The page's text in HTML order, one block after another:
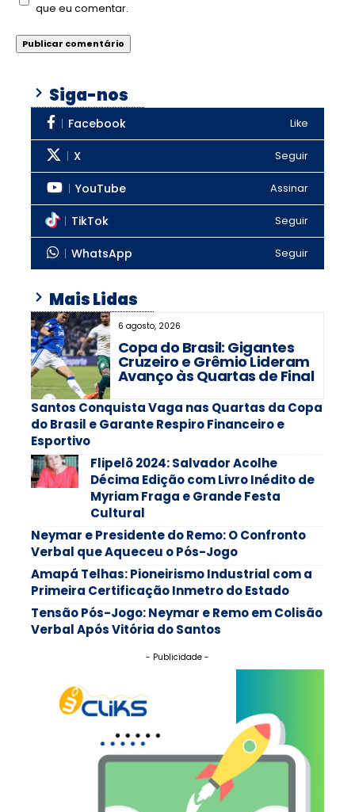
que eu comentar.
Siga-nos
Facebook Like
X Seguir
YouTube Assinar
TikTok Seguir
WhatsApp Seguir
Mais Lidas
6 agosto, 2026
Copa do Brasil: Gigantes
Cruzeiro e Grêmio Lideram
Avanço às Quartas de Final
Santos Conquista Vaga nas Quartas da Copa
do Brasil e Garante Respiro Financeiro e
Esportivo
Flipelô 2024: Salvador Acolhe
Décima Edição com Livro Inédito de
Myriam Fraga e Grande Festa
Cultural
Neymar e Presidente do Remo: O Confronto
Verbal que Aqueceu o Pós-Jogo
Amapá Telhas: Pioneirismo Industrial com a
Primeira Certificação Inmetro do Estado
Tensão Pós-Jogo: Neymar e Remo em Colisão
Verbal Após Vitória do Santos
- Publicidade -